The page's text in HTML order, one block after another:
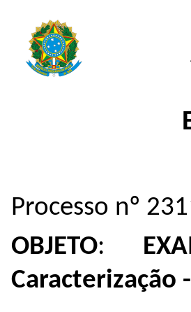
Processo nº
OBJETO:
Caracterização